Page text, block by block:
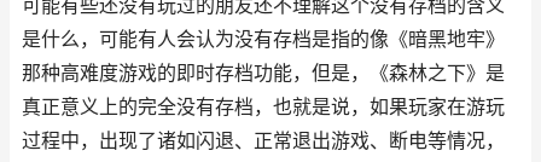
可能有些还没有玩过的朋友还不理解这个没有存档的含义
是什么，可能有人会认为没有存档是指的像《暗黑地牢》
那种高难度游戏的即时存档功能，但是，《森林之下》是
真正意义上的完全没有存档，也就是说，如果玩家在游玩
过程中，出现了诸如闪退、正常退出游戏、断电等情况，